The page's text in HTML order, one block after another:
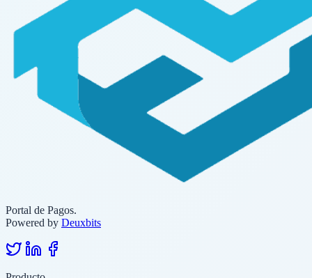
Portal de Pagos.
Powered by Deuxbits